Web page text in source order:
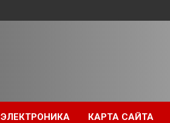
ЭЛЕКТРОНИКА КАРТА САЙТА